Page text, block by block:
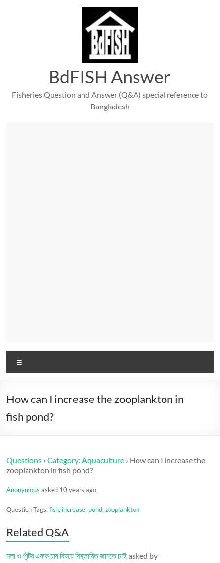
BdFISH Answer
Fisheries Question and Answer (Q&A) special reference to
Bangladesh
How can I increase the zooplankton in
fish pond?
Questions ›Category: Aquaculture › How can I increase the
zooplankton in fish pond?
Anonymous asked 10 years ago
Question Tags:fish, increase, pond,zooplankton
Related Q&A
মলা ও পুঁটির একক চাষ বিষয়ে বিস্তারিত জানতে চাইasked by